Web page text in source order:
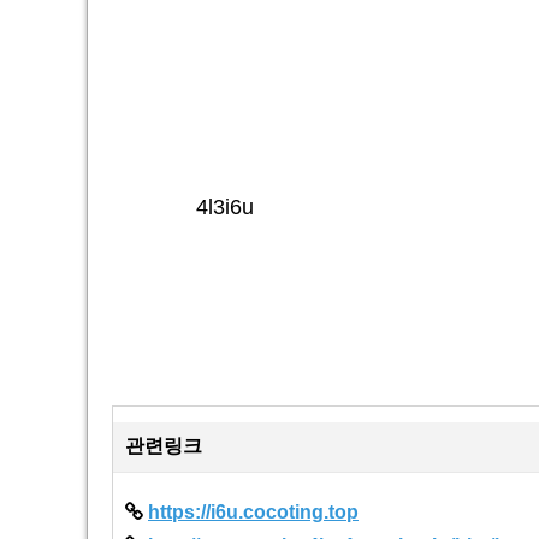
4l3i6u
관련링크
https://i6u.cocoting.top